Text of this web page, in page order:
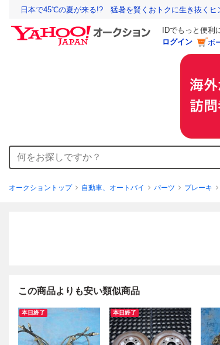
日本で45℃の夏が来る!? 猛暑を賢くおトクに生き抜くヒ
IDでもっと便利
ログイン
ボ
オークショントップ 自動車、オートバイ パーツ ブレーキ
この商品よりも安い類似商品
本日終了 本日終了